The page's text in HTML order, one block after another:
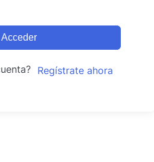
Acceder
Regístrate ahora